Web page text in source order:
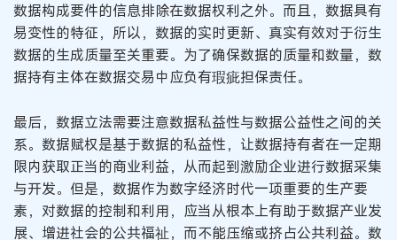
数据构成要件的信息排除在数据权利之外。而且，数据具有
易变性的特征，所以，数据的实时更新、真实有效对于衍生
数据的生成质量至关重要。为了确保数据的质量和数量，数
据持有主体在数据交易中应负有瑕疵担保责任。
最后，数据立法需要注意数据私益性与数据公益性之间的关
系。数据赋权是基于数据的私益性，让数据持有者在一定期
限内获取正当的商业利益，从而起到激励企业进行数据采集
与开发。但是，数据作为数字经济时代一项重要的生产要
素，对数据的控制和利用，应当从根本上有助于数据产业发
展、增进社会的公共福祉，而不能压缩或挤占公共利益。数